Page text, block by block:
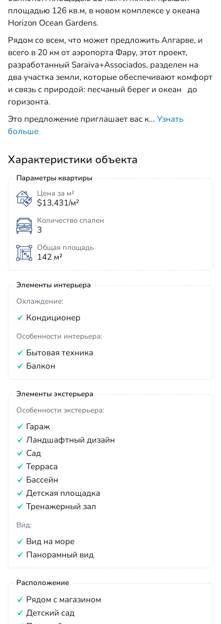
площадью 126 кв.м, в новом комплексе у океана
Horizon Ocean Gardens.
Рядом со всем, что может предложить Алгарве, и
всего в 20 км от аэропорта Фару, этот проект,
разработанный Saraiva+Associados, разделен на
два участка земли, которые обеспечивают комфорт
и связь с природой: песчаный берег и океан до
горизонта.
Это предложение приглашает вас к… Узнать
больше
Характеристики объекта
Параметры квартиры
Цена за м²
$13,431/м²
Количество спален
3
Общая площадь
142 м²
Элементы интерьера
Охлаждение:
Кондиционер
Особенности интерьера:
Бытовая техника
Балкон
Элементы экстерьера
Особенности экстерьера:
Гараж
Ландшафтный дизайн
Сад
Терраса
Бассейн
Детская площадка
Тренажерный зал
Вид:
Вид на море
Панорамный вид
Расположение
Рядом с магазином
Детский сад